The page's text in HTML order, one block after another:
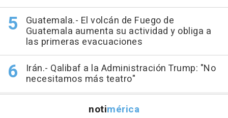
Guatemala.- El volcán de Fuego de
Guatemala aumenta su actividad y obliga a
las primeras evacuaciones
Irán.- Qalibaf a la Administración Trump: "No
necesitamos más teatro"
notimérica